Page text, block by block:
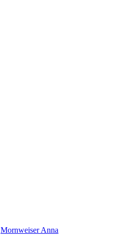
Mornweiser Anna